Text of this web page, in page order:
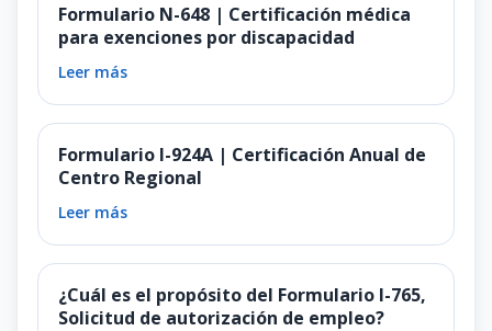
Formulario N-648 | Certificación médica
para exenciones por discapacidad
Leer más
Formulario I-924A | Certificación Anual de
Centro Regional
Leer más
¿Cuál es el propósito del Formulario I-765,
Solicitud de autorización de empleo?